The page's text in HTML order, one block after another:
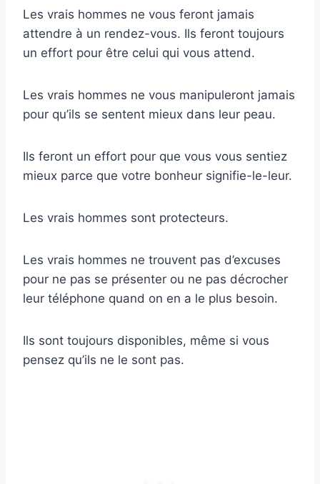
Les vrais hommes ne vous feront jamais
attendre à un rendez-vous. Ils feront toujours
un effort pour être celui qui vous attend.
Les vrais hommes ne vous manipuleront jamais
pour qu’ils se sentent mieux dans leur peau.
Ils feront un effort pour que vous vous sentiez
mieux parce que votre bonheur signifie-le-leur.
Les vrais hommes sont protecteurs.
Les vrais hommes ne trouvent pas d’excuses
pour ne pas se présenter ou ne pas décrocher
leur téléphone quand on en a le plus besoin.
Ils sont toujours disponibles, même si vous
pensez qu’ils ne le sont pas.